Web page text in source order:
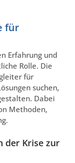
für
Erfahrung und
Rolle. Die
für
suchen,
Dabei
Methoden,
der Krise zur